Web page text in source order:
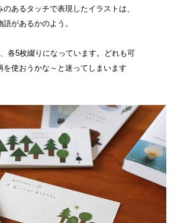
あるタッチで表現したイラストは、
があるかのよう。
各5枚綴りになっています。どれも可
を使おうかな～と迷ってしまいます